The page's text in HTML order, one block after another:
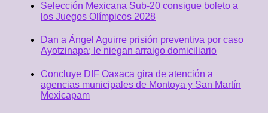
Selección Mexicana Sub-20 consigue boleto a
los Juegos Olímpicos 2028
Dan a Ángel Aguirre prisión preventiva por caso
Ayotzinapa; le niegan arraigo domiciliario
Concluye DIF Oaxaca gira de atención a
agencias municipales de Montoya y San Martín
Mexicapam